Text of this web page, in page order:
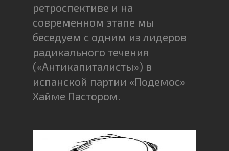
ретроспективе и на
современном этапе мы
беседуем с одним из лидеров
радикального течения
(«Антикапиталисты») в
испанской партии «Подемос»
Хайме Пастором.